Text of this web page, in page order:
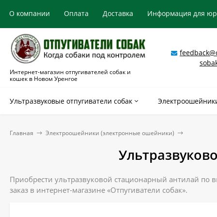
О компании Оплата Доставка Информация для
Интернет-магазин отпугивателей собак и
кошек в Новом Уренгое
Ультразвуковые отпугиватели собак
Главная Электроошейники (электронные ошейники)
Приобрести ультразвуковой стационарный антилай по
заказ в интернет-магазине «Отпугиватели собак».